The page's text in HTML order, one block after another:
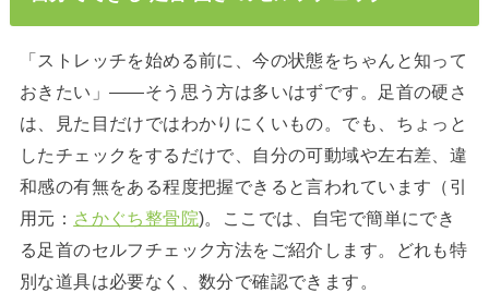
「ストレッチを始める前に、今の状態をちゃんと知って
おきたい」——そう思う方は多いはずです。足首の硬さ
は、見た目だけではわかりにくいもの。でも、ちょっと
したチェックをするだけで、自分の可動域や左右差、違
和感の有無をある程度把握できると言われています（引
用元： さかぐち整骨院)。ここでは、自宅で簡単にでき
る足首のセルフチェック方法をご紹介します。どれも特
別な道具は必要なく、数分で確認できます。